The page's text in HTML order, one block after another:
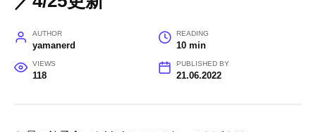
AUTHOR
yamanerd
READING
10 min
VIEWS
118
PUBLISHED BY
21.06.2022